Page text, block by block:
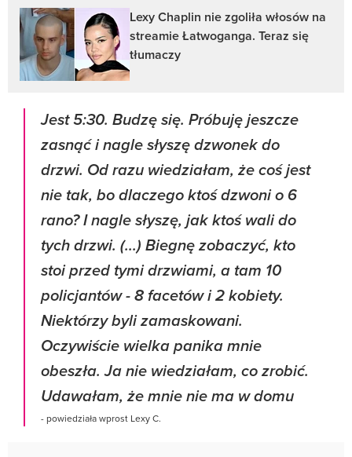
Lexy Chaplin nie zgoliła włosów na
streamie Łatwoganga. Teraz się
tłumaczy
Jest 5:30. Budzę się. Próbuję jeszcze
zasnąć i nagle słyszę dzwonek do
drzwi. Od razu wiedziałam, że coś jest
nie tak, bo dlaczego ktoś dzwoni o 6
rano? I nagle słyszę, jak ktoś wali do
tych drzwi. (...) Biegnę zobaczyć, kto
stoi przed tymi drzwiami, a tam 10
policjantów - 8 facetów i 2 kobiety.
Niektórzy byli zamaskowani.
Oczywiście wielka panika mnie
obeszła. Ja nie wiedziałam, co zrobić.
Udawałam, że mnie nie ma w domu
- powiedziała wprost Lexy C.